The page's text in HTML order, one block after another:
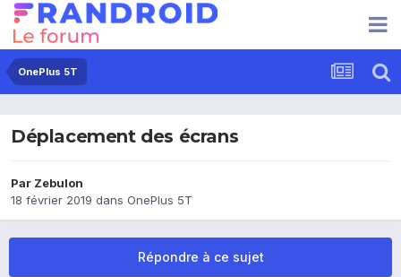
OnePlus 5T
Déplacement des écrans
Par Zebulon
18 février 2019 dans OnePlus 5T
Répondre à ce sujet